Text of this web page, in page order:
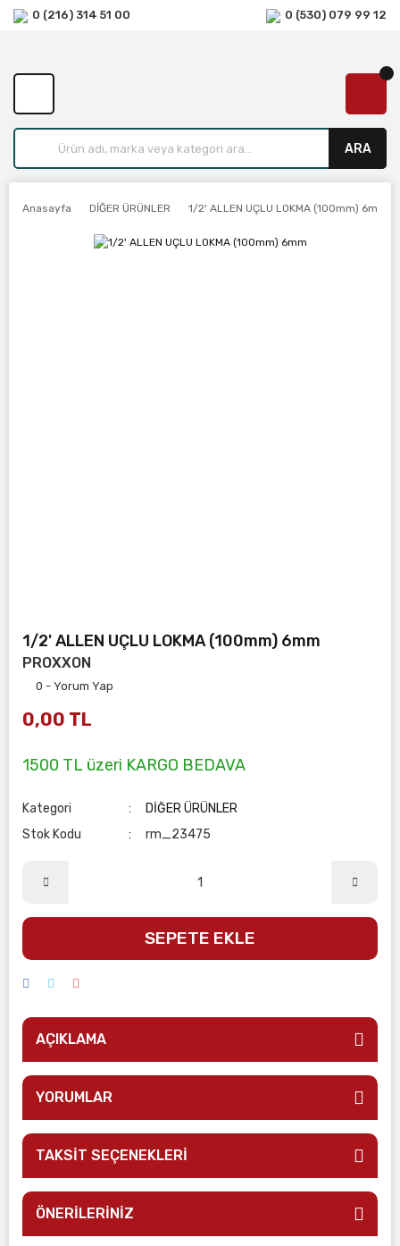
0 (216) 314 51 00 0 (530) 079 99 12
ARA
Anasayfa DİĞER ÜRÜNLER 1/2' ALLEN UÇLU LOKMA (100mm) 6mm
1/2' ALLEN UÇLU LOKMA (100mm) 6mm
PROXXON
0 - Yorum Yap
0,00 TL
1500 TL üzeri KARGO BEDAVA
Kategori
DİĞER ÜRÜNLER
Stok Kodu
rm_23475
SEPETE EKLE
AÇIKLAMA
YORUMLAR
TAKSİT SEÇENEKLERİ
ÖNERİLERİNİZ